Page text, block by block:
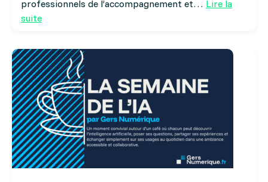
professionnels de l’accompagnement et… Lire la
suite